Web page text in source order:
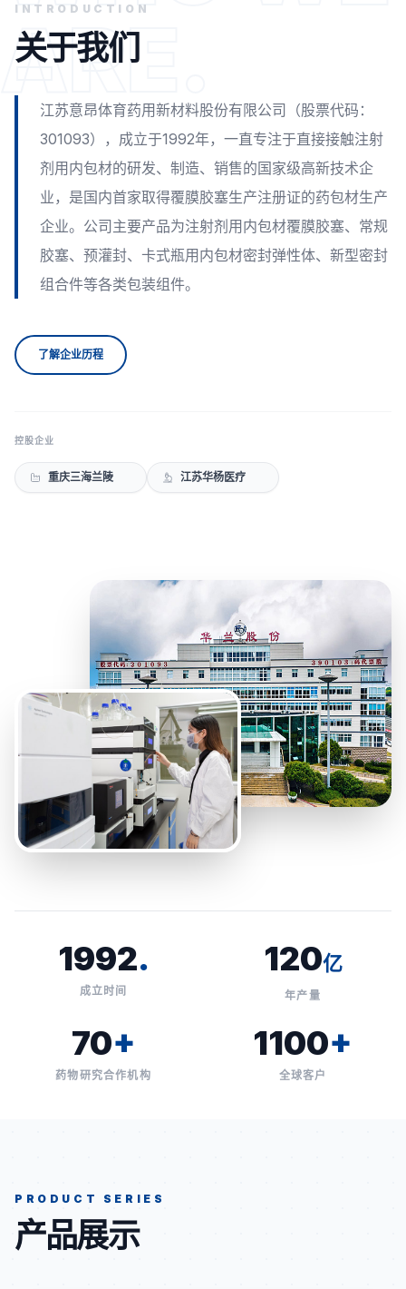
ARE.
INTRODUCTION
关于我们
江苏意昂体育药用新材料股份有限公司（股票代码：
301093），成立于1992年，一直专注于直接接触注射
剂用内包材的研发、制造、销售的国家级高新技术企
业，是国内首家取得覆膜胶塞生产注册证的药包材生产
企业。公司主要产品为注射剂用内包材覆膜胶塞、常规
胶塞、预灌封、卡式瓶用内包材密封弹性体、新型密封
组合件等各类包装组件。
了解企业历程
控股企业
重庆三海兰陵 江苏华杨医疗
1992.
成立时间
120亿
年产量
70+
药物研究合作机构
1100+
全球客户
PRODUCT SERIES
产品展示